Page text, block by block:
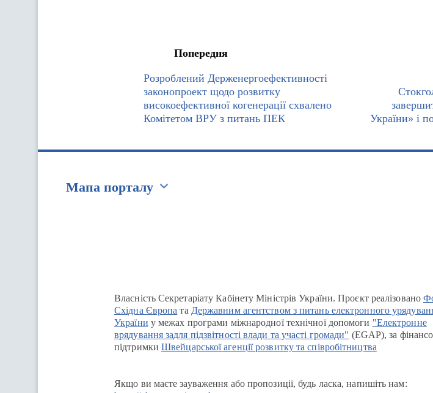
Попередня
Розроблений Держенергоефективності
законопроект щодо розвитку
високоефективної когенерації схвалено
Комітетом ВРУ з питань ПЕК
України» і
Мапа порталу
Власність Секретаріату Кабінету Міністрів України. Проєкт реалізовано
Східна Європа та Державним агентством з питань електронного
України у межах програми міжнародної технічної допомоги "Електронне
врядування задля підзвітності влади та участі громади" (EGAP), за
підтримки Швейцарської агенції розвитку та співробітництва
Якщо ви маєте зауваження або пропозиції, будь ласка, напишіть нам: